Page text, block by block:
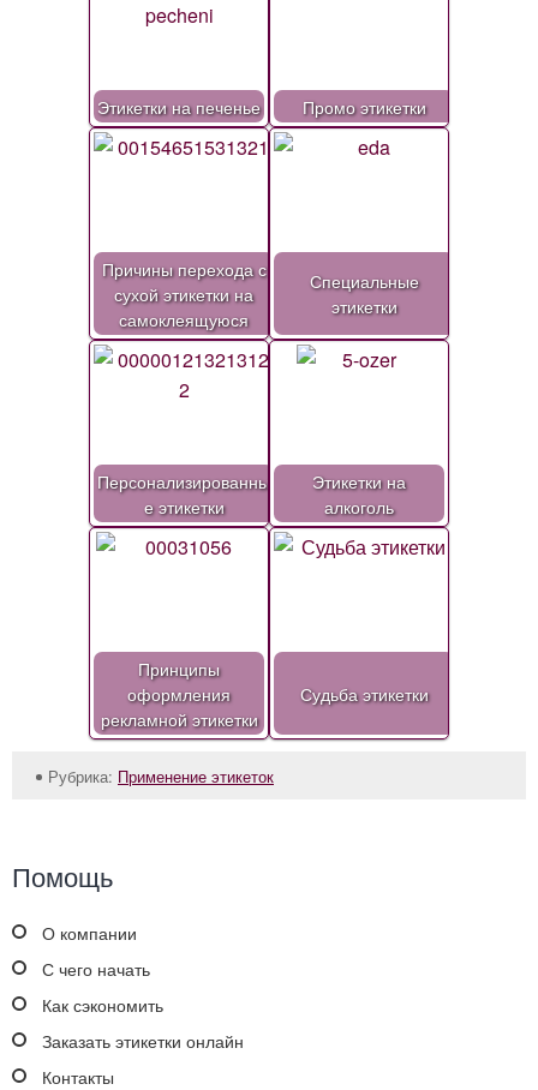
Этикетки на печенье Промо этикетки
Причины перехода с
сухой этикетки на
самоклеящуюся
Специальные
этикетки
Персонализированны
е этикетки
Этикетки на
алкоголь
Принципы
оформления
рекламной этикетки
Судьба этикетки
Рубрика: Применение этикеток
Помощь
О компании
С чего начать
Как сэкономить
Заказать этикетки онлайн
Контакты